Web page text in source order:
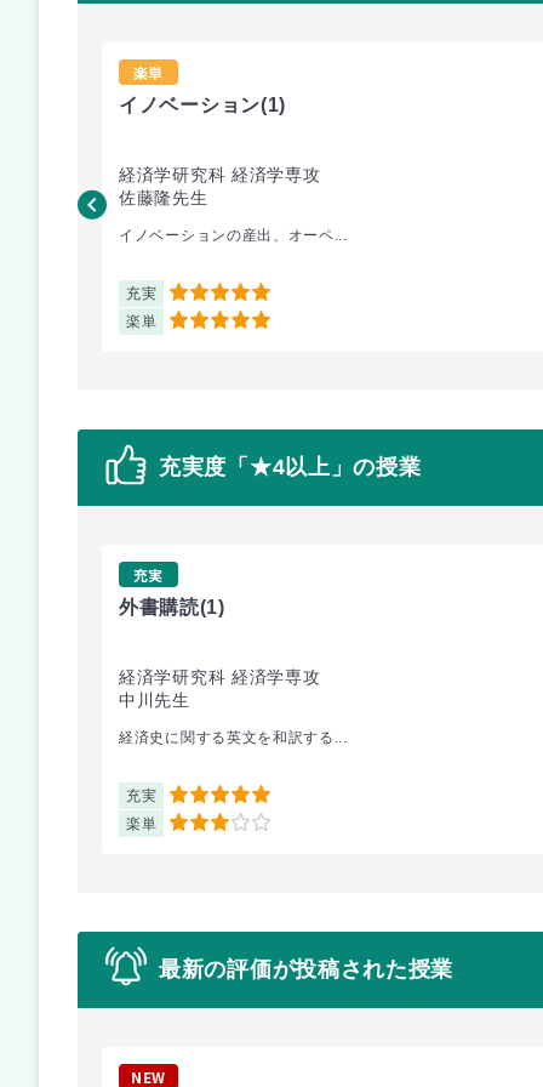
楽単
イノベーション(1)
経済学研究科 経済学専攻
佐藤隆先生
イノベーションの産出、オーペ...
充実 5
楽単 5
充実度「★4以上」の授業
充実
外書購読(1)
経済学研究科 経済学専攻
中川先生
経済史に関する英文を和訳する...
充実 5
楽単 3
最新の評価が投稿された授業
NEW